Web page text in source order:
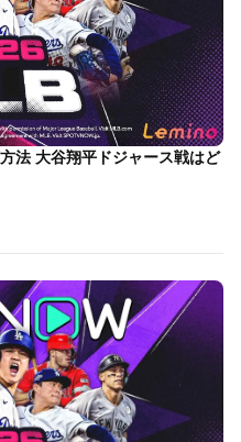
法 大谷翔平ドジャース戦はど